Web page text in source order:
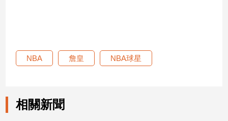
建
築/
計
NBA 詹皇 NBA球星
相關新聞